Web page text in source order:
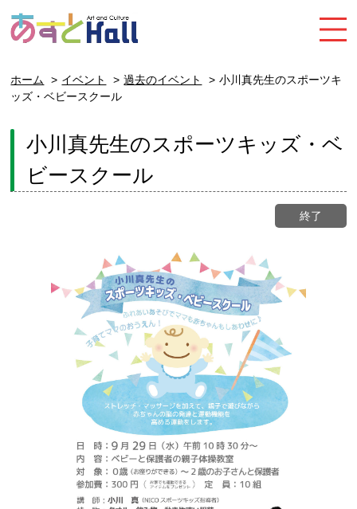
ホーム イベント 過去のイベント
小川真先生のスポーツキ
ッズ・ベビースクール
小川真先生のスポーツキッズ・ベ
ビースクール
終了